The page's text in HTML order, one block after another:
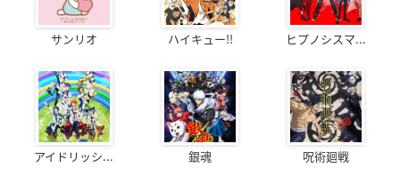
サンリオ ハイキュー!! ヒプノシスマ...
アイドリッシ... 銀魂 呪術廻戦